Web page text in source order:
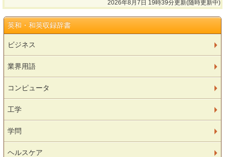
2026年8月7日 19時39分更新(随時更新中)
英和・和英収録辞書
ビジネス
業界用語
コンピュータ
工学
学問
ヘルスケア